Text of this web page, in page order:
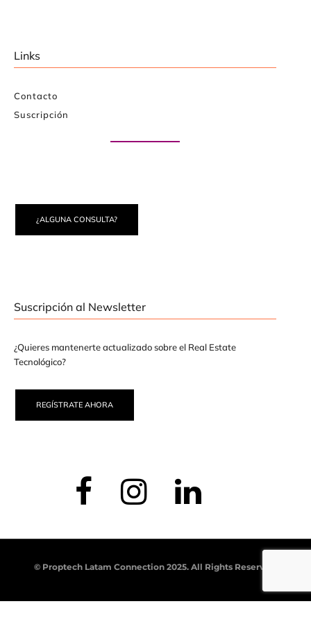
Links
Contacto
Suscripción
¿ALGUNA CONSULTA?
Suscripción al Newsletter
¿Quieres mantenerte actualizado sobre el Real Estate
Tecnológico?
REGÍSTRATE AHORA
© Proptech Latam Connection 2025. All Rights Reserved.